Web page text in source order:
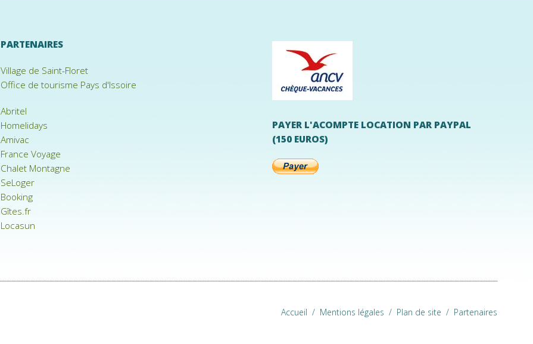
PARTENAIRES
Village de Saint-Floret
Office de tourisme Pays d'Issoire
Abritel
Homelidays
Amivac
France Voyage
Chalet Montagne
SeLoger
Booking
Gîtes.fr
Locasun
PAYER L'ACOMPTE LOCATION PAR PAYPAL
(150 EUROS)
Accueil / Mentions légales / Plan de site / Partenaires